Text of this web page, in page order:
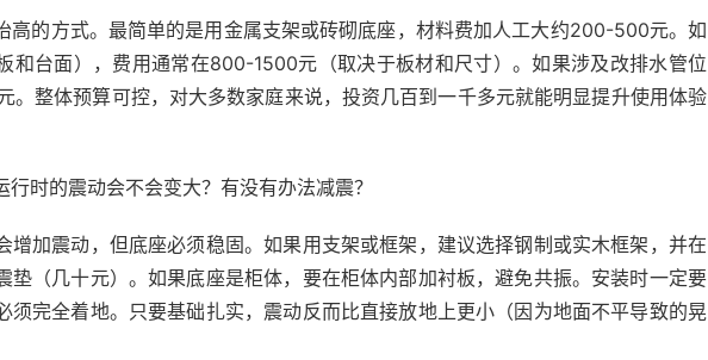
高的方式。最简单的是用金属支架或砖砌底座，材料费加人工大约200-500元。如
和台面），费用通常在800-1500元（取决于板材和尺寸）。如果涉及改排水管位
。整体预算可控，对大多数家庭来说，投资几百到一千多元就能明显提升使用体验
时的震动会不会变大？有没有办法减震？
增加震动，但底座必须稳固。如果用支架或框架，建议选择钢制或实木框架，并在
垫（几十元）。如果底座是柜体，要在柜体内部加衬板，避免共振。安装时一定要
须完全着地。只要基础扎实，震动反而比直接放地上更小（因为地面不平导致的晃